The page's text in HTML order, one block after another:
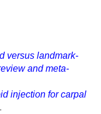
versus landmark-
and meta-
injection for carpal